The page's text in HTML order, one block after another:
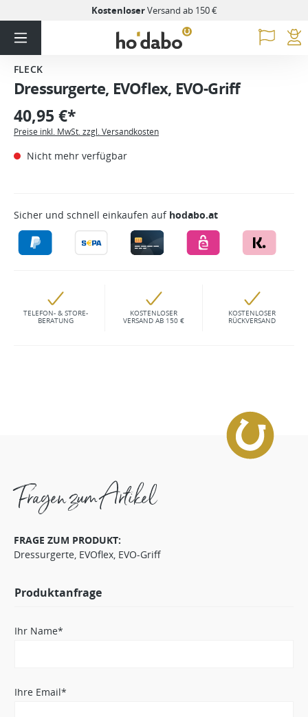
KostenloserVersand ab 150 €
FLECK
Dressurgerte, EVOflex, EVO-Griff
40,95 €*
Preise inkl. MwSt. zzgl. Versandkosten
Nicht mehr verfügbar
Sicher und schnell einkaufen auf hodabo.at
TELEFON- & STORE-
BERATUNG
KOSTENLOSER
VERSAND AB 150 €
KOSTENLOSER
RÜCKVERSAND
Fragen zum Artikel
FRAGE ZUM PRODUKT:
Dressurgerte, EVOflex, EVO-Griff
Produktanfrage
Ihr Name*
Ihre Email*